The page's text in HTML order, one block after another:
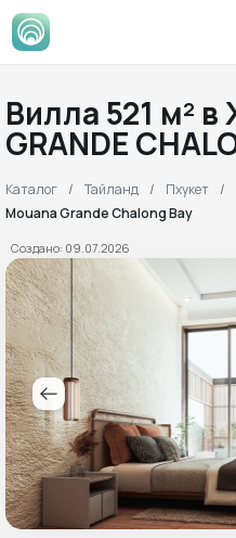
Вилла 521 м²
GRANDE
Каталог Тайланд Пхукет
Mouana Grande Chalong Bay
Создано: 09.07.2026